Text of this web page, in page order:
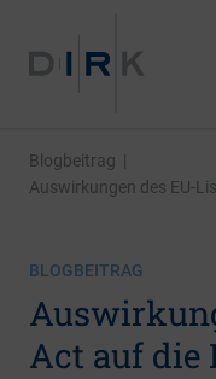
Blogbeitrag |
Auswirkungen des EU-
BLOGBEITRAG
Act auf die